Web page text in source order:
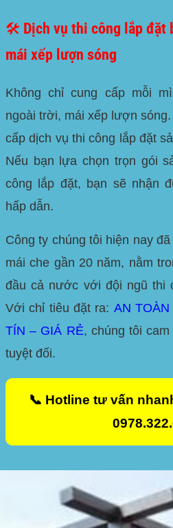
🛠️ Dịch vụ thi công lắp đặt
mái xếp lượn sóng
Không chỉ cung cấp mỗi
ngoài trời, mái xếp lượn
cấp dịch vụ thi công lắp đặt
Nếu bạn lựa chọn trọn gói
công lắp đặt, bạn sẽ nhận
hấp dẫn.
Công ty chúng tôi hiện nay
mái che gần 20 năm, nằm
đầu cả nước với đội ngũ thi
Với chỉ tiêu đặt ra: AN
TÍN – GIÁ RẺ, chúng tôi
tuyệt đối.
📞 Hotline tư vấn